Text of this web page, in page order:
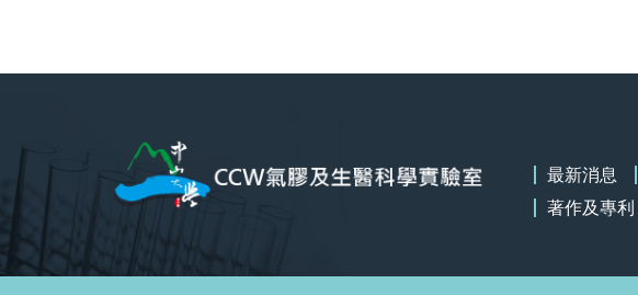
最新消息
著作及專利